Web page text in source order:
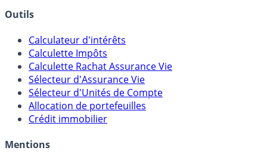
Outils
Calculateur d'intérêts
Calculette Impôts
Calculette Rachat Assurance Vie
Sélecteur d'Assurance Vie
Sélecteur d'Unités de Compte
Allocation de portefeuilles
Crédit immobilier
Mentions